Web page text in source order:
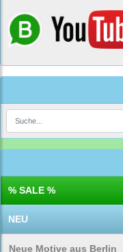
% SALE %
NEU
Neue Motive aus Berlin